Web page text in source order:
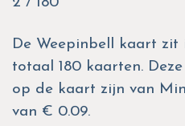
De Weepinbell kaart zit
totaal 180 kaarten.
op de kaart zijn van
van € 0.09.